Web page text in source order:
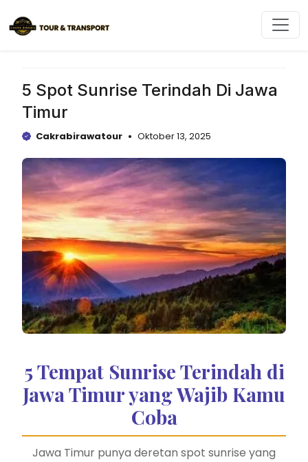
ke
5 Spot Sunrise Terindah Di Jawa
Timur
Cakrabirawatour Oktober 13, 2025
5 Tempat Sunrise Terindah di
Jawa Timur yang Wajib Kamu
Coba
Jawa Timur punya deretan spot sunrise yang